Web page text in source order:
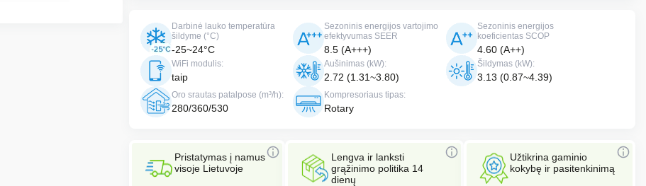
Darbinė lauko temperatūra
šildyme (°C)
-25~24°C
Sezoninis energijos vartojimo
efektyvumas SEER
8.5 (A+++)
Sezoninis energijos
koeficientas SCOP
4.60 (A++)
WiFi modulis:
taip
Aušinimas (kW):
2.72 (1.31~3.80)
Šildymas (kW):
3.13 (0.87~4.39)
Oro srautas patalpose (m³/h):
280/360/530
Kompresoriaus tipas:
Rotary
Pristatymas į namus
visoje Lietuvoje
Lengva ir lanksti
grąžinimo politika 14
dienų
Užtikrina gaminio
kokybę ir pasitenkinimą